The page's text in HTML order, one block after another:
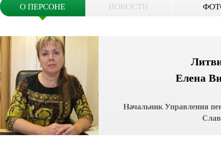
О ПЕРСОНЕ НОВОСТИ
Елена
Начальник Управления